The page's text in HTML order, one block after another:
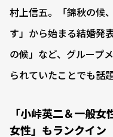
村上信五。「錦秋の候
す」から始まる結婚発
の候」など、グループ
られていたことでも話
「小峠英二＆一般
女性」もランクイン